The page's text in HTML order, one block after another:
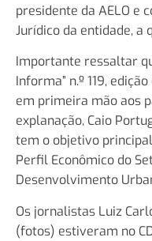
presidente da AELO e
Jurídico da entidade, a
Importante ressaltar
Informa” n.º 119,
em primeira mão aos
explanação, Caio
tem o objetivo
Perfil Econômico do
Desenvolvimento
Os jornalistas Luiz
(fotos) estiveram no